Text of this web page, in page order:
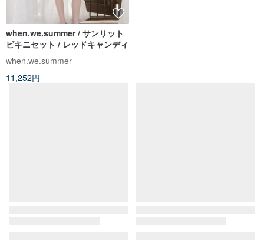
when.we.summer / サンリット
ビキニセット / レッドキャンディ
when.we.summer
11,252円